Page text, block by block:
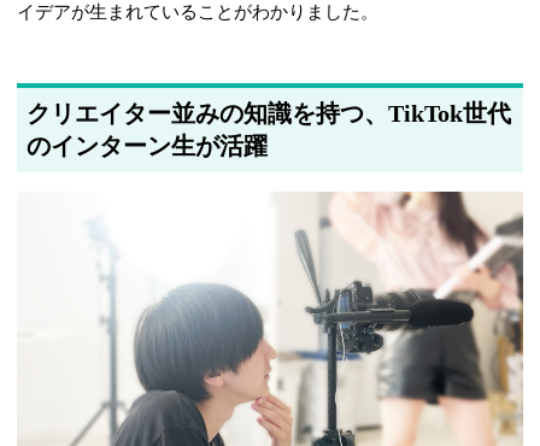
イデアが生まれていることがわかりました。
クリエイター並みの知識を持つ、TikTok世代
のインターン生が活躍